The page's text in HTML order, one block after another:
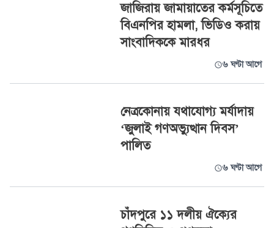
জাজিরায় জামায়াতের কর্মসূচিতে
বিএনপির হামলা, ভিডিও করায়
সাংবাদিককে মারধর
৬ ঘণ্টা আগে
নেত্রকোনায় যথাযোগ্য মর্যাদায়
‘জুলাই গণঅভ্যুত্থান দিবস’
পালিত
৬ ঘণ্টা আগে
চাঁদপুরে ১১ দলীয় ঐক্যের